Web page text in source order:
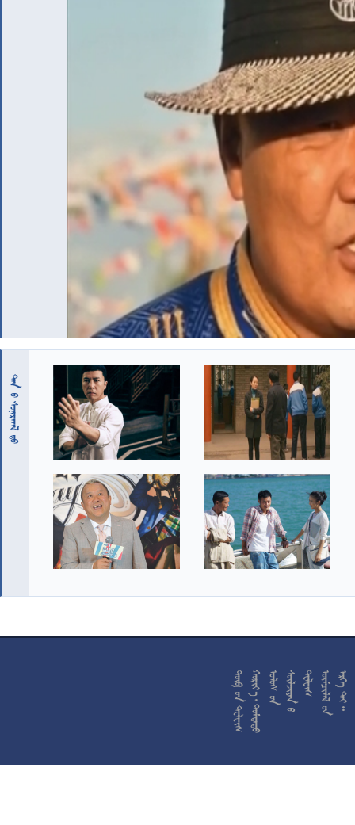
 










































































































